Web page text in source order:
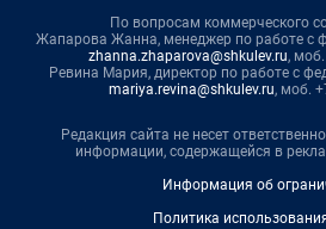
По вопросам коммерческого
Жапарова Жанна, менеджер по работе с
zhanna.zhaparova@shkulev.ru,
Ревина Мария, директор по работе с
mariya.revina@shkulev.ru, моб.
Редакция сайта не несет
информации, содержащейся в
Информация об
Политика